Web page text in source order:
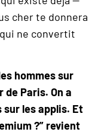
cher te donnera
ne convertit
hommes sur
de Paris. On a
sur les applis. Et
?” revient